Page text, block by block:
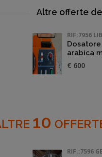
Altre offerte
RIF:7956
arabica
€ 600
10
RIF.:7596